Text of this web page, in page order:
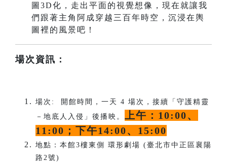
圖3D化，走出平面的視覺想像，現在就讓我
們跟著主角阿成穿越三百年時空，沉浸在輿
圖裡的風景吧！
場次資訊：
場次: 開館時間，一天 4 場次，接續「守護精靈
－地底人入侵」後播映。 上午：10:00、
11:00；下午14:00、15:00
地點：本館3樓東側 環形劇場 (臺北市中正區襄陽
路2號)